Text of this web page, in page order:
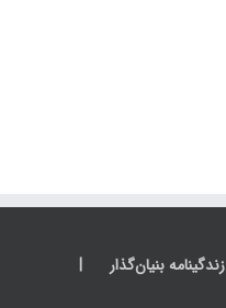
زندگینامه بنیان‌گذار